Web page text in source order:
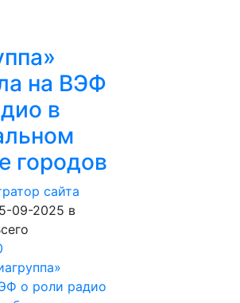
на ВЭФ
в
городов
сайта
09-2025 в